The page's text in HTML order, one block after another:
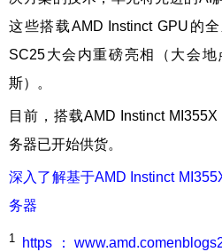
这些搭载AMD Instinct GPU的
SC25大会内重磅亮相（大会
斯）。
目前，搭载AMD Instinct
务器已开始供货。
深入了解基于AMD Instinct
务器
1
https：